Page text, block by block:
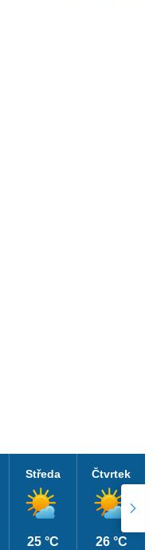
Středa
25 °C
Čtvrtek
26 °C